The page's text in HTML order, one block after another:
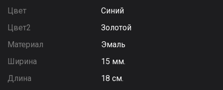
Цвет
Синий
Цвет2
Золотой
Материал
Эмаль
Ширина
15 мм.
Длина
18 см.